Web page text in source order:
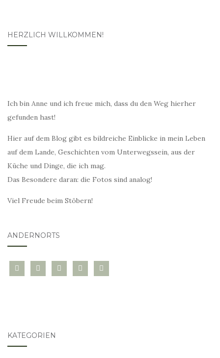
HERZLICH WILLKOMMEN!
Ich bin Anne und ich freue mich, dass du den Weg hierher
gefunden hast!
Hier auf dem Blog gibt es bildreiche Einblicke in mein Leben
auf dem Lande, Geschichten vom Unterwegssein, aus der
Küche und Dinge, die ich mag.
Das Besondere daran: die Fotos sind analog!
Viel Freude beim Stöbern!
ANDERNORTS
bloglovininstagramtwitter pinterest
mail
KATEGORIEN